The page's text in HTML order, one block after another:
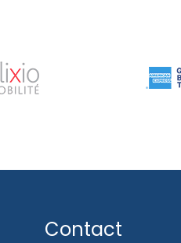
Contact